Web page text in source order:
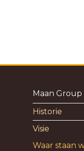
Maan Group
Historie
Visie
Waar staan